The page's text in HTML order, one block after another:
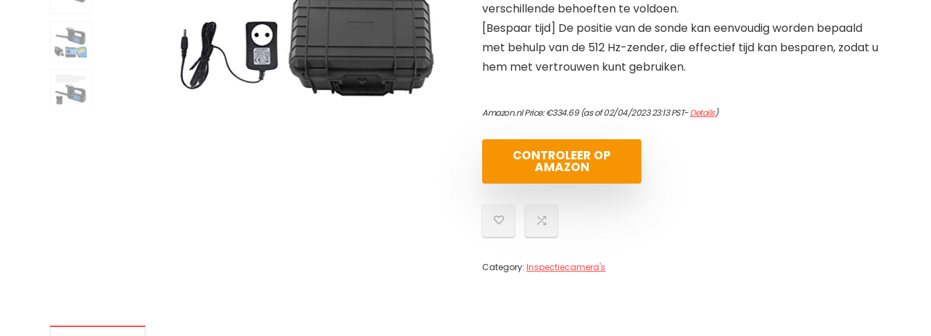
verschillende behoeften te voldoen.
[Bespaar tijd] De positie van de sonde kan eenvoudig worden bepaald
met behulp van de 512 Hz-zender, die effectief tijd kan besparen, zodat u
hem met vertrouwen kunt gebruiken.
Amazon.nl Price:€334.69(as of 02/04/2023 23:13 PST-Details)
CONTROLEER OP
AMAZON
Category: Inspectiecamera's